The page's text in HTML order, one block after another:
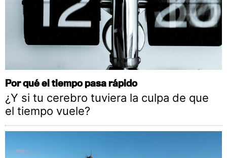
Por qué el tiempo pasa rápido
¿Y si tu cerebro tuviera la culpa de que
el tiempo vuele?